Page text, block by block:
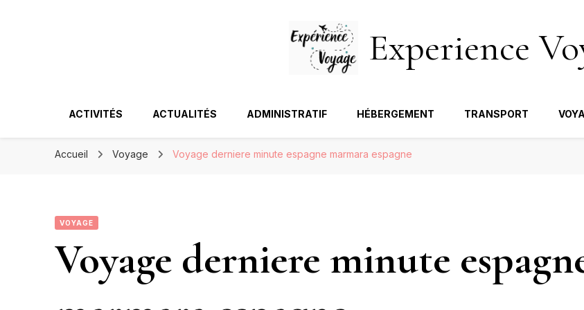
Experience
ACTIVITÉS ACTUALITÉS ADMINISTRATIF HÉBERGEMENT TRANSPORT
Accueil Voyage Voyage derniere minute espagne marmara espagne
VOYAGE
Voyage derniere minute